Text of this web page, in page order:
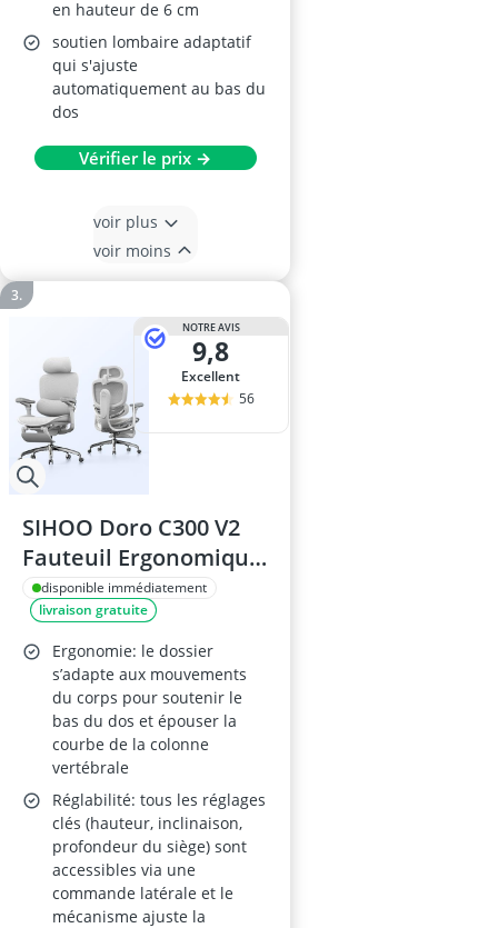
en hauteur de 6 cm
soutien lombaire adaptatif
qui s'ajuste
automatiquement au bas du
dos
Vérifier le prix →
voir plus
voir moins
NOTRE AVIS
9,8
Excellent
56
SIHOO Doro C300 V2
Fauteuil Ergonomique
avec Repose-Pieds,
Accoudoirs 6D et
Soutien Lombaire
Dynamique – Gris
disponible immédiatement
livraison gratuite
Ergonomie: le dossier
s’adapte aux mouvements
du corps pour soutenir le
bas du dos et épouser la
courbe de la colonne
vertébrale
Réglabilité: tous les réglages
clés (hauteur, inclinaison,
profondeur du siège) sont
accessibles via une
commande latérale et le
mécanisme ajuste la